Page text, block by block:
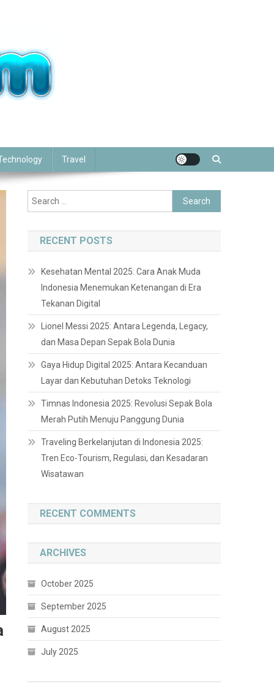
Travel
Search
for:
RECENT POSTS
Kesehatan Mental 2025: Cara Anak Muda
Indonesia Menemukan Ketenangan di Era
Tekanan Digital
Lionel Messi 2025: Antara Legenda, Legacy,
dan Masa Depan Sepak Bola Dunia
Gaya Hidup Digital 2025: Antara Kecanduan
Layar dan Kebutuhan Detoks Teknologi
Timnas Indonesia 2025: Revolusi Sepak Bola
Merah Putih Menuju Panggung Dunia
Traveling Berkelanjutan di Indonesia 2025:
Tren Eco-Tourism, Regulasi, dan Kesadaran
Wisatawan
RECENT COMMENTS
ARCHIVES
October 2025
September 2025
August 2025
July 2025